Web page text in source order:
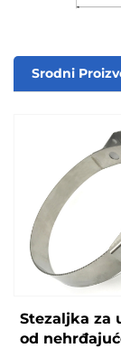
Srodni
Stezaljka za
od